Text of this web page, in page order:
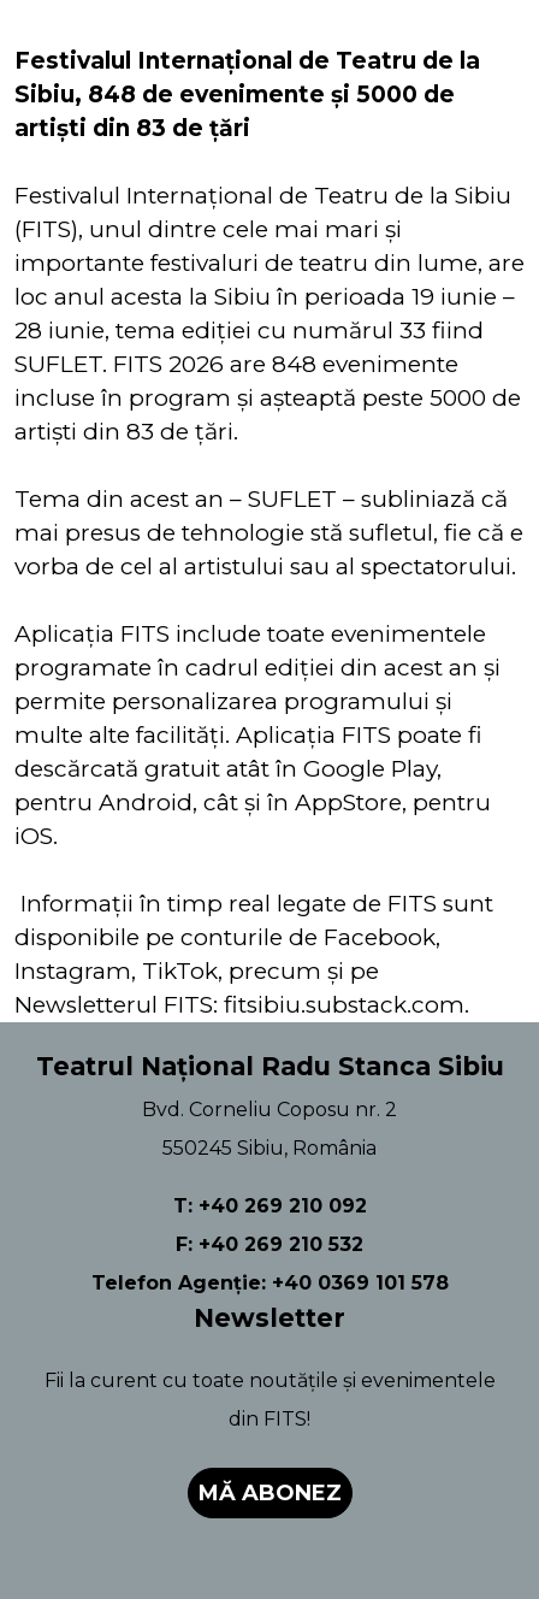
Festivalul Internațional de Teatru de la
Sibiu, 848 de evenimente și 5000 de
artiști din 83 de țări
Festivalul Internațional de Teatru de la Sibiu
(FITS), unul dintre cele mai mari și
importante festivaluri de teatru din lume, are
loc anul acesta la Sibiu în perioada 19 iunie –
28 iunie, tema ediției cu numărul 33 fiind
SUFLET. FITS 2026 are 848 evenimente
incluse în program și așteaptă peste 5000 de
artişti din 83 de țări.
Tema din acest an – SUFLET – subliniază că
mai presus de tehnologie stă sufletul, fie că e
vorba de cel al artistului sau al spectatorului.
Aplicația FITS include toate evenimentele
programate în cadrul ediţiei din acest an şi
permite personalizarea programului şi
multe alte facilități. Aplicaţia FITS poate fi
descărcată gratuit atât în Google Play,
pentru Android, cât și în AppStore, pentru
iOS.
Informații în timp real legate de FITS sunt
disponibile pe conturile de Facebook,
Instagram, TikTok, precum și pe
Newsletterul FITS: fitsibiu.substack.com.
Teatrul Național Radu Stanca Sibiu
Bvd. Corneliu Coposu nr. 2
550245 Sibiu, România
T: +40 269 210 092
F: +40 269 210 532
Telefon Agenție: +40 0369 101 578
Newsletter
Fii la curent cu toate noutățile și evenimentele
din FITS!
MĂ ABONEZ